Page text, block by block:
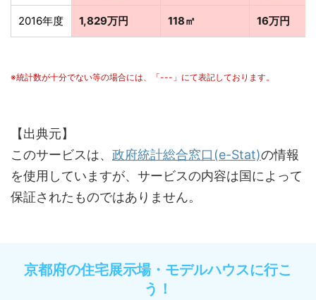
2016年度 1,829万円 118㎡ 16万円
※統計数が十分でない等の場合には、「---」にて表記しております。
【出典元】
このサービスは、 政府統計総合窓口(e-Stat)の情報
を使用していますが、サービスの内容は国によって
保証されたものではありません。
京都府の住宅展示場・モデルハウスに行こ
う！